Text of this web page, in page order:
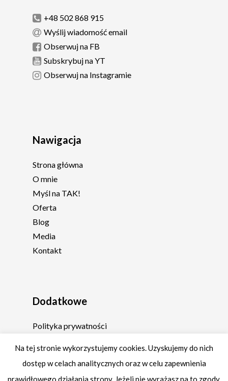
+48 502 868 915
Wyślij wiadomość email
Obserwuj na FB
Subskrybuj na YT
Obserwuj na Instagramie
Nawigacja
Strona główna
O mnie
Myśl na TAK!
Oferta
Blog
Media
Kontakt
Dodatkowe
Polityka prywatności
Na tej stronie wykorzystujemy cookies. Uzyskujemy do nich
dostęp w celach analitycznych oraz w celu zapewnienia
prawidłowego działania strony. Jeżeli nie wyrażasz na to zgody,